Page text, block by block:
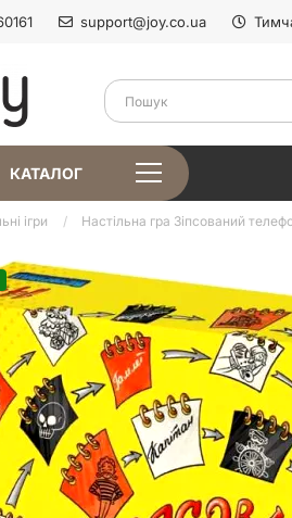
support@joy.co.ua
КАТАЛОГ
ігри Настільна гра Зіпсований